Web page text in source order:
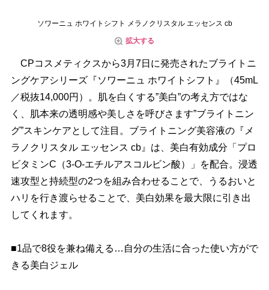
ソワーニュ ホワイトシフト メラノクリスタル エッセンス cb
拡大する
CPコスメティクスから3月7日に発売されたブライトニ
ングケアシリーズ『ソワーニュ ホワイトシフト』（45mL
／税抜14,000円）。肌を白くする”美白”の考え方ではな
く、肌本来の透明感や美しさを呼びさます”ブライトニン
グ”スキンケアとして注目。ブライトニング美容液の『メ
ラノクリスタル エッセンス cb』は、美白有効成分「プロ
ビタミンC（3-O-エチルアスコルビン酸）」を配合。浸透
速攻型と持続型の2つを組み合わせることで、うるおいと
ハリを行き渡らせることで、美白効果を最大限に引き出
してくれます。
■1品で8役を兼ね備える…自分の生活に合った使い方がで
きる美白ジェル